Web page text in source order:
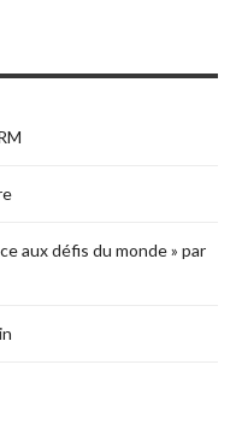
aux défis du monde » par